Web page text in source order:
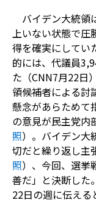
バイデン大統領
上いない状態で圧
得を確実にしてい
的には、代議員
た（CNN7月22日
領候補者による討
懸念があらためて
の意見が民主党内
照）。バイデン大
切だと繰り返し主
照）、今回、選挙
善だ」と決断した
22日の週に伝える